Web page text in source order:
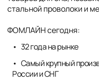
стальной проволоки и
ФОМЛАЙН сегодня:
32 года на рынке
Самый крупный
России и СНГ